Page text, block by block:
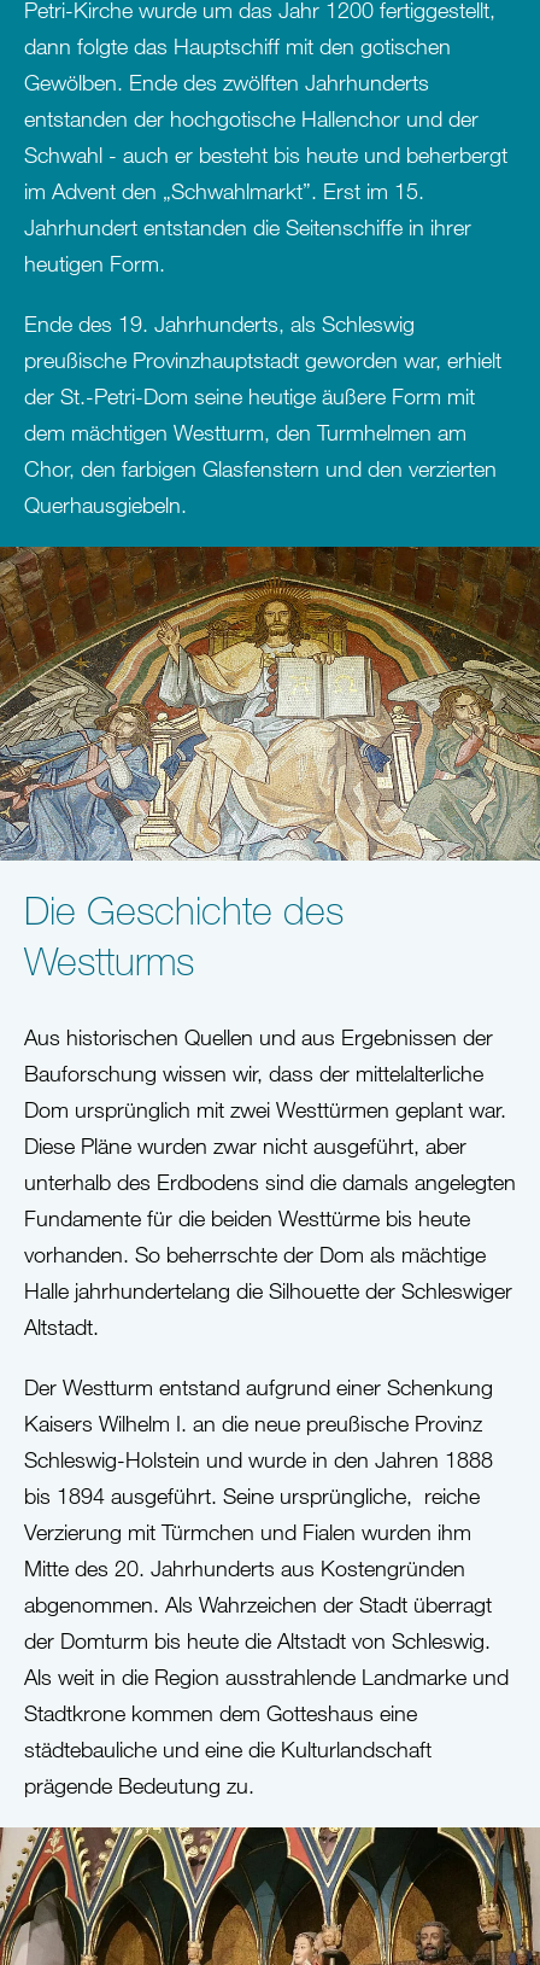
Petri-Kirche wurde um das Jahr 1200 fertiggestellt,
dann folgte das Hauptschiff mit den gotischen
Gewölben. Ende des zwölften Jahrhunderts
entstanden der hochgotische Hallenchor und der
Schwahl - auch er besteht bis heute und beherbergt
im Advent den „Schwahlmarkt”. Erst im 15.
Jahrhundert entstanden die Seitenschiffe in ihrer
heutigen Form.
Ende des 19. Jahrhunderts, als Schleswig
preußische Provinzhauptstadt geworden war, erhielt
der St.-Petri-Dom seine heutige äußere Form mit
dem mächtigen Westturm, den Turmhelmen am
Chor, den farbigen Glasfenstern und den verzierten
Querhausgiebeln.
Die Geschichte des
Westturms
Aus historischen Quellen und aus Ergebnissen der
Bauforschung wissen wir, dass der mittelalterliche
Dom ursprünglich mit zwei Westtürmen geplant war.
Diese Pläne wurden zwar nicht ausgeführt, aber
unterhalb des Erdbodens sind die damals angelegten
Fundamente für die beiden Westtürme bis heute
vorhanden. So beherrschte der Dom als mächtige
Halle jahrhundertelang die Silhouette der Schleswiger
Altstadt.
Der Westturm entstand aufgrund einer Schenkung
Kaisers Wilhelm I. an die neue preußische Provinz
Schleswig-Holstein und wurde in den Jahren 1888
bis 1894 ausgeführt. Seine ursprüngliche, reiche
Verzierung mit Türmchen und Fialen wurden ihm
Mitte des 20. Jahrhunderts aus Kostengründen
abgenommen. Als Wahrzeichen der Stadt überragt
der Domturm bis heute die Altstadt von Schleswig.
Als weit in die Region ausstrahlende Landmarke und
Stadtkrone kommen dem Gotteshaus eine
städtebauliche und eine die Kulturlandschaft
prägende Bedeutung zu.